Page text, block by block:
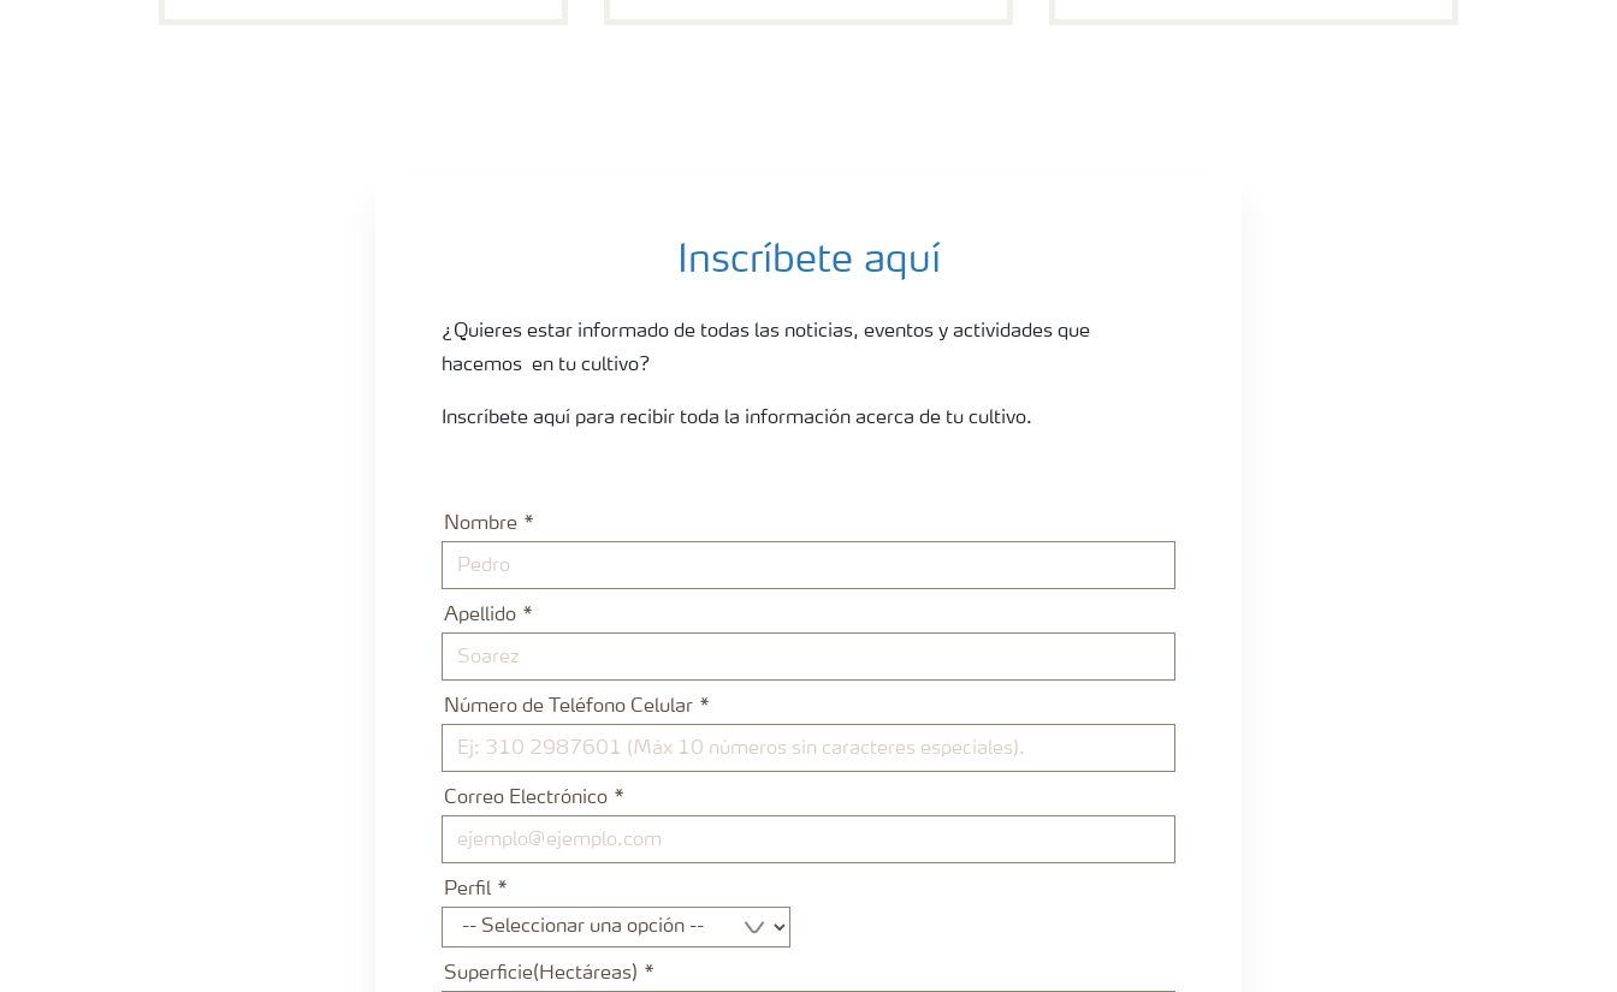
Inscríbete aquí
¿Quieres estar informado de todas las noticias, eventos y actividades que
hacemos en tu cultivo?
Inscríbete aquí para recibir toda la información acerca de tu cultivo.
Nombre
Apellido
Número de Teléfono Celular
Correo Electrónico
Perfil
Superficie(Hectáreas)